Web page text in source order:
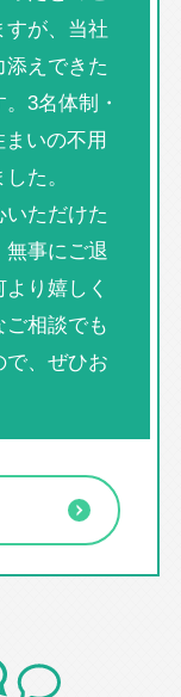
が、当社
えできた
3名体制・
いの不用
た。
ただけた
事にご退
り嬉しく
相談でも
、ぜひお